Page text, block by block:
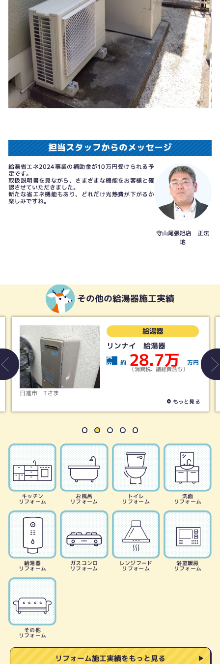
担当スタッフからのメッセージ
給湯省エネ2024事業の補助金が10万円受けられる予
定です。
取扱説明書を見ながら、さまざまな機能をお客様と確
認させていただきました。
新たな省エネ機能もあり、どれだけ光熱費が下がるか
楽しみですね。
守山尾張旭店 正法
地
その他の給湯器施工実績
日進市 Tさま
給湯器
リンナイ 給湯器
費
用
約 28.7万 万円
（消費税、諸経費含む）
もっと見る
キッチン
リフォーム
お風呂
リフォーム
トイレ
リフォーム
洗面
リフォーム
給湯器
リフォーム
ガスコンロ
リフォーム
レンジフード
リフォーム
浴室暖房
リフォーム
その他
リフォーム
リフォーム施工実績をもっと見る